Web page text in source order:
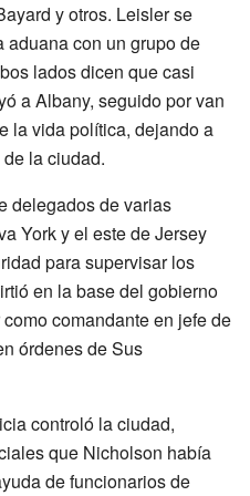
y otros. Leisler se
aduana con un grupo de
lados dicen que casi
a Albany, seguido por van
la vida política, dejando a
la ciudad.
delegados de varias
York y el este de Jersey
para supervisar los
en la base del gobierno
comandante en jefe de
órdenes de Sus
controló la ciudad,
que Nicholson había
de funcionarios de